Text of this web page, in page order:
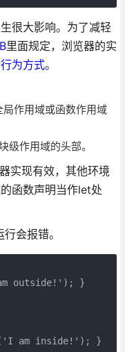
很大影响。为了减轻
里面规定，浏览器的实
行为方式。
作用域或函数作用域
级作用域的头部。
实现有效，其他环境
函数声明当作let处
会报错。
outside!'); }
am inside!'); }